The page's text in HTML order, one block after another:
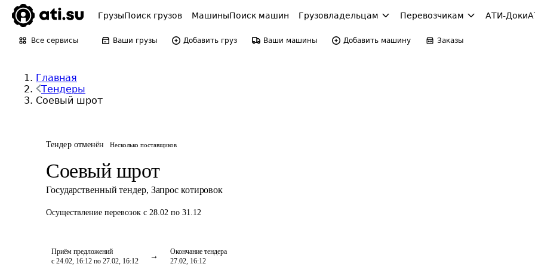
ГрузыПоиск грузов МашиныПоиск машин Грузовладельцам Перевозчикам АТИ-Доки
Все сервисы Ваши грузы Добавить груз Ваши машины Добавить машину Заказы
Главная
Тендеры
Соевый шрот
Тендер отменён Несколько поставщиков
Соевый шрот
Государственный тендер, Запрос котировок
Осуществление перевозок с 28.02 по 31.12
Приём предложений
с 24.02, 16:12 по 27.02, 16:12
Окончание тендера
27.02, 16:12